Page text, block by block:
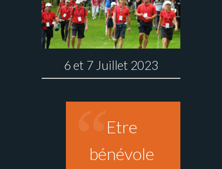
6 et 7 Juillet 2023
Etre
bénévole